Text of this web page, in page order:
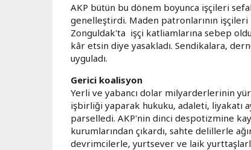
AKP bütün bu dönem boyunca işçileri
genelleştirdi. Maden patronlarının işçileri
Zonguldak'ta işçi katliamlarına sebep
kâr etsin diye yasakladı. Sendikalara,
uyguladı.
Gerici koalisyon
Yerli ve yabancı dolar milyarderlerinin
işbirliği yaparak hukuku, adaleti, liyakatı
parselledi. AKP'nin dinci despotizmine
kurumlarından çıkardı, sahte delillerle
devrimcilerle, yurtsever ve laik